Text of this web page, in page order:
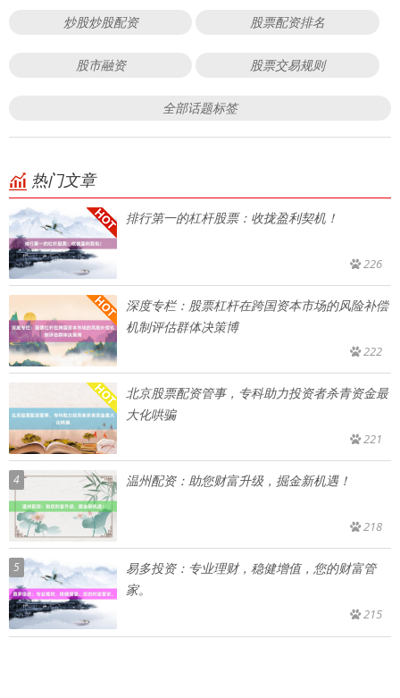
炒股炒股配资 股票配资排名
股市融资 股票交易规则
全部话题标签
热门文章
排行第一的杠杆股票：收拢盈利契机！
226
深度专栏：股票杠杆在跨国资本市场的风险补偿
机制评估群体决策博
222
北京股票配资管事，专科助力投资者杀青资金最
大化哄骗
221
4 温州配资：助您财富升级，掘金新机遇！
218
5
易多投资：专业理财，稳健增值，您的财富管
家。
215